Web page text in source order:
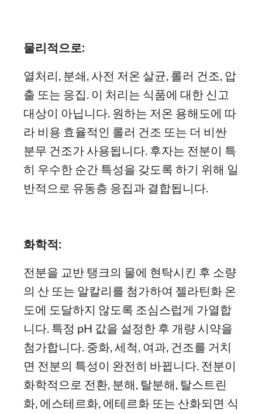
물리적으로:
열처리, 분쇄, 사전 저온 살균, 롤러 건조, 압
출 또는 응집. 이 처리는 식품에 대한 신고
대상이 아닙니다. 원하는 저온 용해도에 따
라 비용 효율적인 롤러 건조 또는 더 비싼
분무 건조가 사용됩니다. 후자는 전분이 특
히 우수한 순간 특성을 갖도록 하기 위해 일
반적으로 유동층 응집과 결합됩니다.
화학적:
전분을 교반 탱크의 물에 현탁시킨 후 소량
의 산 또는 알칼리를 첨가하여 젤라틴화 온
도에 도달하지 않도록 조심스럽게 가열합
니다. 특정 pH 값을 설정한 후 개량 시약을
첨가합니다. 중화, 세척, 여과, 건조를 거치
면 전분의 특성이 완전히 바뀝니다. 전분이
화학적으로 전환, 분해, 탈분해, 탈스트린
화, 에스테르화, 에테르화 또는 산화되면 식